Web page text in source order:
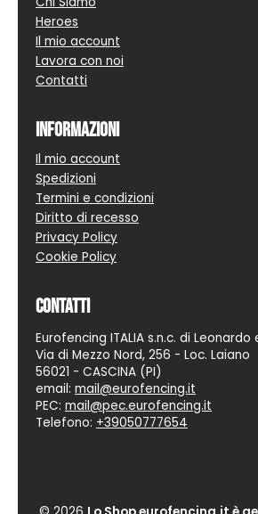
Heroes
Il mio account
Lavora con noi
Contatti
Informazioni
Il mio account
Spedizioni
Termini e condizioni
Diritto di recesso
Privacy Policy
Cookie Policy
Contatti
Eurofencing ITALIA s.n.c. di Leonardo
Via di Mezzo Nord, 256 - Loc. Laiano
56021 - CASCINA (PI)
email: mail@eurofencing.it
PEC: mail@pec.eurofencing.it
Telefono: +39050777654